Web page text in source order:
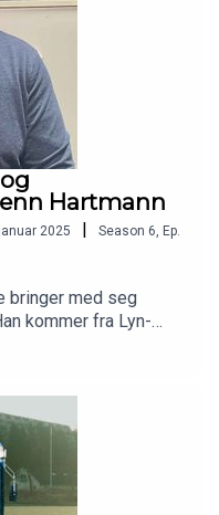
Hartmann
2025 | Season 6 Ep.
bringer med seg
kommer fra Lyn-
for
at han er
Hva de ønsker
på Even Bydal,
mimring - selvsagt. I
Sollie, og Haakon